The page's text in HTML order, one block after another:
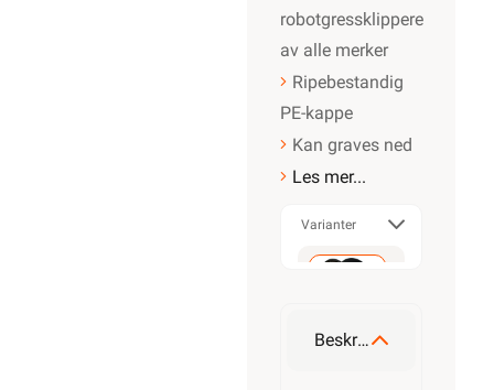
robotgressklippere
av alle merker
Ripebestandig
PE-kappe
Kan graves ned
Les mer...
Varianter
Beskrivelse